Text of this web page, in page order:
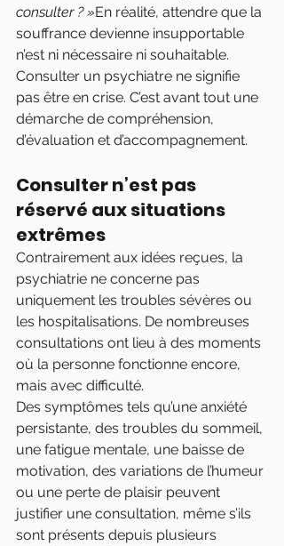
consulter ? »En réalité, attendre que la
souffrance devienne insupportable
n’est ni nécessaire ni souhaitable.
Consulter un psychiatre ne signifie
pas être en crise. C’est avant tout une
démarche de compréhension,
d’évaluation et d’accompagnement.
Consulter n’est pas
réservé aux situations
extrêmes
Contrairement aux idées reçues, la
psychiatrie ne concerne pas
uniquement les troubles sévères ou
les hospitalisations. De nombreuses
consultations ont lieu à des moments
où la personne fonctionne encore,
mais avec difficulté.
Des symptômes tels qu’une anxiété
persistante, des troubles du sommeil,
une fatigue mentale, une baisse de
motivation, des variations de l’humeur
ou une perte de plaisir peuvent
justifier une consultation, même s’ils
sont présents depuis plusieurs